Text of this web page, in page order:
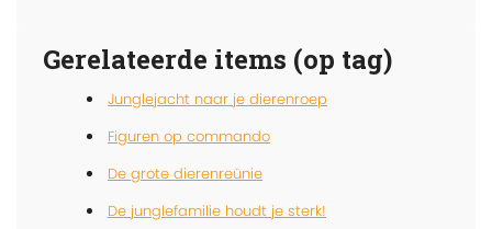
Gerelateerde items (op tag)
Junglejacht naar je dierenroep
Figuren op commando
De grote dierenreünie
De junglefamilie houdt je sterk!